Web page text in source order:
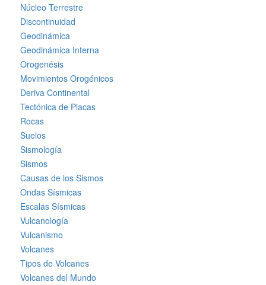
Núcleo Terrestre
Discontinuidad
Geodinámica
Geodinámica Interna
Orogenésis
Movimientos Orogénicos
Deriva Continental
Tectónica de Placas
Rocas
Suelos
Sismología
Sismos
Causas de los Sismos
Ondas Sísmicas
Escalas Sísmicas
Vulcanología
Vulcanismo
Volcanes
Tipos de Volcanes
Volcanes del Mundo